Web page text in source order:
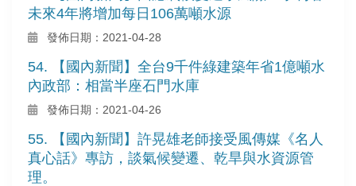
未來4年將增加每日106萬噸水源
發佈日期：2021-04-28
54. 【國內新聞】全台9千件綠建築年省1億噸水
內政部：相當半座石門水庫
發佈日期：2021-04-26
55. 【國內新聞】許晃雄老師接受風傳媒《名人
真心話》專訪，談氣候變遷、乾旱與水資源管
理。